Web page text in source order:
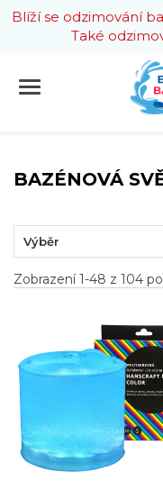
Blíží se odzimování
Také
BAZÉNOVÁ
Výběr
Zobrazení 1-48 z 104